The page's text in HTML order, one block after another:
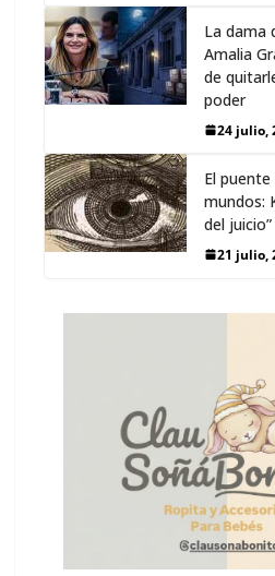
La dama
Amalia
de
poder
24 julio,
El
mundos:
del juicio”
21 julio,